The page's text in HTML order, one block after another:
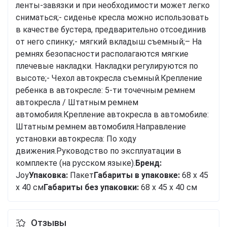
ленты-завязки и при необходимости может легко
сниматься;- сиденье кресла можно использовать
в качестве бустера, предварительно отсоединив
от него спинку;- мягкий вкладыш съемный;– На
ремнях безопасности располагаются мягкие
плечевые накладки. Накладки регулируются по
высоте;- Чехол автокресла съемный.Крепление
ребенка в автокресле: 5-ти точечным ремнем
автокресла / Штатным ремнем
автомобиля.Крепление автокресла в автомобиле:
Штатным ремнем автомобиля.Направление
установки автокресла: По ходу
движения.Руководство по эксплуатации в
комплекте (на русском языке). Бренд:
JoyУпаковка: Пакет Габариты в упаковке: 68 x 45
x 40 смГабариты без упаковки: 68 x 45 x 40 см
Отзывы